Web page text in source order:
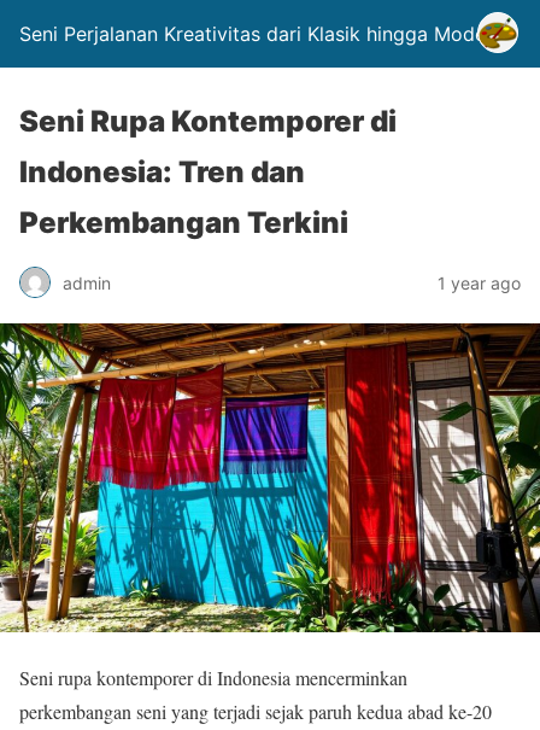
Seni Perjalanan Kreativitas dari Klasik hingga Modern.
Seni Rupa Kontemporer di
Indonesia: Tren dan
Perkembangan Terkini
admin 1 year ago
Seni rupa kontemporer di Indonesia mencerminkan
perkembangan seni yang terjadi sejak paruh kedua abad ke-20